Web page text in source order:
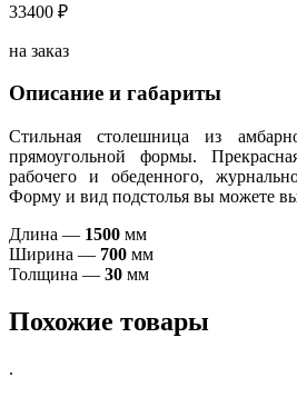
33400 ₽
на заказ
Описание и габариты
Стильная столешница из
прямоугольной формы.
рабочего и обеденного,
Форму и вид подстолья вы можете
Длина — 1500 мм
Ширина — 700 мм
Толщина — 30 мм
Похожие товары
.